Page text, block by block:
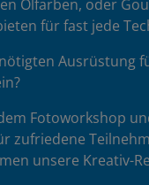
Ölfarben, oder
für fast jede
Ausrüstung
Fotoworkshop
zufriedene
unsere Kreativ-